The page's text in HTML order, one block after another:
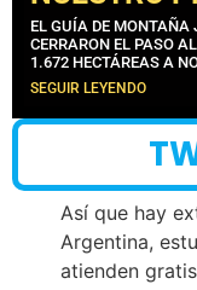
EL GUÍA DE MONTAÑA
CERRARON EL PASO
1.672 HECTÁREAS A
SEGUIR LEYENDO
Así que hay
Argentina,
atienden